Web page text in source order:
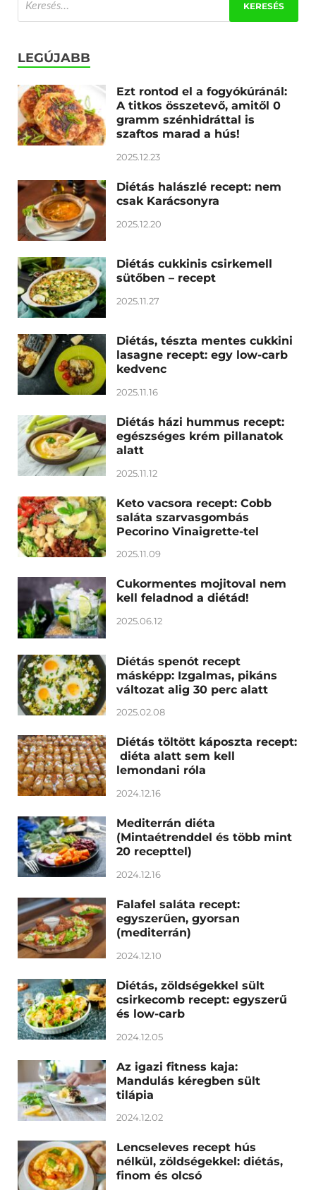
LEGÚJABB
Ezt rontod el a fogyókúránál:
A titkos összetevő, amitől 0
gramm szénhidráttal is
szaftos marad a hús!
2025.12.23
Diétás halászlé recept: nem
csak Karácsonyra
2025.12.20
Diétás cukkinis csirkemell
sütőben – recept
2025.11.27
Diétás, tészta mentes cukkini
lasagne recept: egy low-carb
kedvenc
2025.11.16
Diétás házi hummus recept:
egészséges krém pillanatok
alatt
2025.11.12
Keto vacsora recept: Cobb
saláta szarvasgombás
Pecorino Vinaigrette-tel
2025.11.09
Cukormentes mojitoval nem
kell feladnod a diétád!
2025.06.12
Diétás spenót recept
másképp: Izgalmas, pikáns
változat alig 30 perc alatt
2025.02.08
Diétás töltött káposzta recept:
diéta alatt sem kell
lemondani róla
2024.12.16
Mediterrán diéta
(Mintaétrenddel és több mint
20 recepttel)
2024.12.16
Falafel saláta recept:
egyszerűen, gyorsan
(mediterrán)
2024.12.10
Diétás, zöldségekkel sült
csirkecomb recept: egyszerű
és low-carb
2024.12.05
Az igazi fitness kaja:
Mandulás kéregben sült
tilápia
2024.12.02
Lencseleves recept hús
nélkül, zöldségekkel: diétás,
finom és olcsó